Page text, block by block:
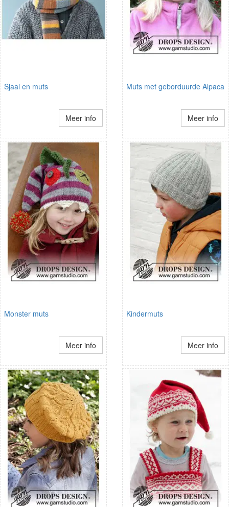
Sjaal en muts
Meer info
Muts met geborduurde Alpaca
Meer info
Monster muts
Meer info
Kindermuts
Meer info